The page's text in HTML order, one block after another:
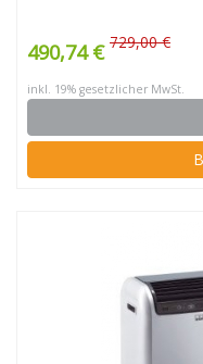
490,74 € 729,00 €
inkl. 19% gesetzlicher MwSt.